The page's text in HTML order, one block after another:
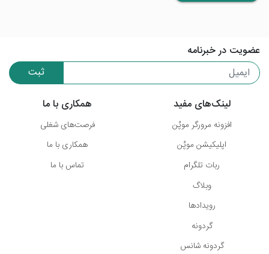
عضویت در خبرنامه
ثبت
لینک‌های مفید
افزونه مرورگر موپُن
اپلیکیشن موپُن
ربات تلگرام
وبلاگ
رویدادها
گردونه
گردونه شانس
همکاری با ما
فرصت‌های شغلی
همکاری با ما
تماس با ما